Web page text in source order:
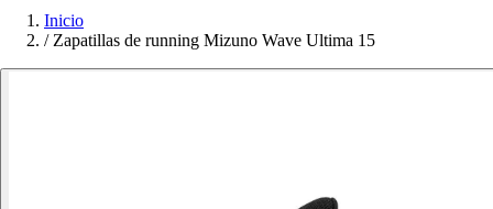
Inicio
/ Zapatillas de running Mizuno Wave Ultima 15